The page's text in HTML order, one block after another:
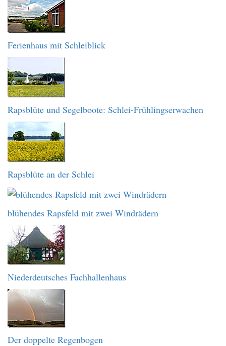
Ferienhaus mit Schleiblick
Rapsblüte und Segelboote: Schlei-Frühlingserwachen
Rapsblüte an der Schlei
blühendes Rapsfeld mit zwei Windrädern
Niederdeutsches Fachhallenhaus
Der doppelte Regenbogen